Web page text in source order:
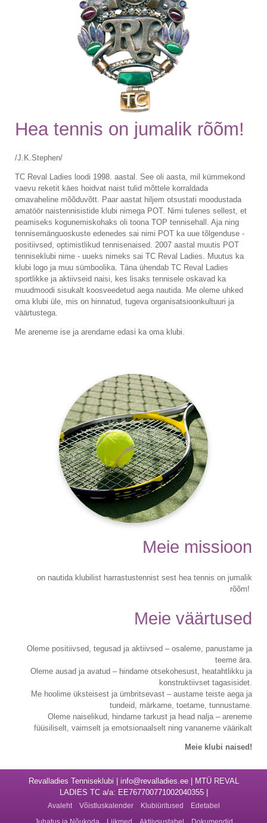
Hea tennis on jumalik rõõm!
/J.K.Stephen/
TC Reval Ladies loodi 1998. aastal. See oli aasta, mil kümmekond
vaevu reketit käes hoidvat naist tulid mõttele korraldada
omavaheline mõõduvõtt. Paar aastat hiljem otsustati moodustada
amatöör naistennisistide klubi nimega POT. Nimi tulenes sellest, et
peamiseks kogunemiskohaks oli toona TOP tennisehall. Aja ning
tennisemänguoskuste edenedes sai nimi POT ka uue tõlgenduse -
positiivsed, optimistlikud tennisenaised. 2007 aastal muutis POT
tenniseklubi nime - uueks nimeks sai TC Reval Ladies. Muutus ka
klubi logo ja muu sümboolika. Täna ühendab TC Reval Ladies
sportlikke ja aktiivseid naisi, kes lisaks tennisele oskavad ka
muudmoodi sisukalt koosveedetud aega nautida. Me oleme uhked
oma klubi üle, mis on hinnatud, tugeva organisatsioonkultuuri ja
väärtustega.
Me areneme ise ja arendame edasi ka oma klubi.
Meie missioon
on nautida klubilist harrastustennist sest hea tennis on jumalik
rõõm!
Meie väärtused
Oleme positiivsed, tegusad ja aktiivsed – osaleme, panustame ja
teeme ära.
Oleme ausad ja avatud – hindame otsekohesust, heatahtlikku ja
konstruktiivset tagasisidet.
Me hoolime üksteisest ja ümbritsevast – austame teiste aega ja
tundeid, märkame, toetame, tunnustame.
Oleme naiselikud, hindame tarkust ja head nalja – areneme
füüsiliselt, vaimselt ja emotsionaalselt ning vananeme väärikalt
Meie klubi naised!
Revalladies Tenniseklubi | info@revalladies.ee | MTÜ REVAL
LADIES TC a/a: EE767700771002040355 |
Avaleht Võistluskalender Klubiüritused
Edetabel